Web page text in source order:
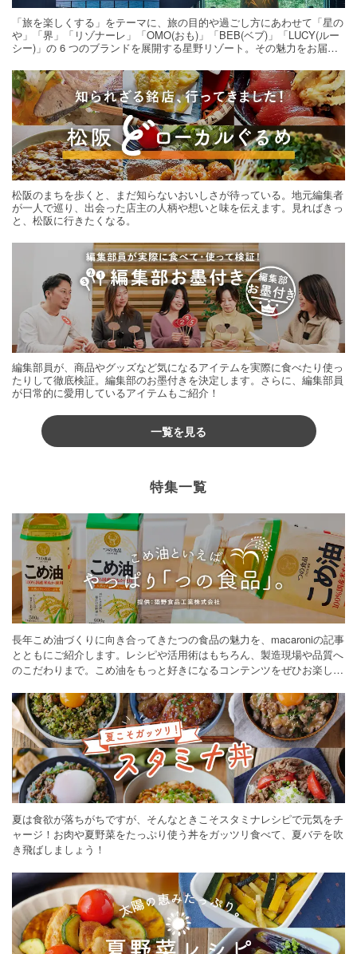
「旅を楽しくする」をテーマに、旅の目的や過ごし方にあわせて「星の
や」「界」「リゾナーレ」「OMO(おも)」「BEB(ベブ)」「LUCY(ルー
シー)」の 6 つのブランドを展開する星野リゾート。その魅力をお届け
松阪のまちを歩くと、まだ知らないおいしさが待っている。地元編集者
が一人で巡り、出会った店主の人柄や想いと味を伝えます。見ればきっ
と、松阪に行きたくなる。
編集部員が、商品やグッズなど気になるアイテムを実際に食べたり使っ
たりして徹底検証。編集部のお墨付きを決定します。さらに、編集部員
が日常的に愛用しているアイテムもご紹介！
一覧を見る
特集一覧
長年こめ油づくりに向き合ってきたつの食品の魅力を、macaroniの記事
とともにご紹介します。レシピや活用術はもちろん、製造現場や品質へ
のこだわりまで。こめ油をもっと好きになるコンテンツをぜひお楽しみ
夏は食欲が落ちがちですが、そんなときこそスタミナレシピで元気をチ
ャージ！お肉や夏野菜をたっぷり使う丼をガッツリ食べて、夏バテを吹
き飛ばしましょう！